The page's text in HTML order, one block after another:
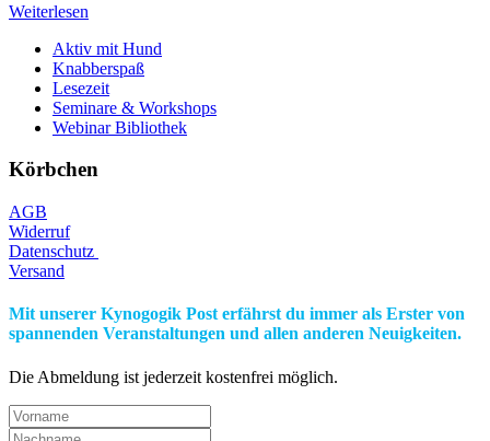
Weiterlesen
Aktiv mit Hund
Knabberspaß
Lesezeit
Seminare & Workshops
Webinar Bibliothek
Körbchen
AGB
Widerruf
Datenschutz
Versand
Mit unserer Kynogogik Post erfährst du immer als Erster von
spannenden Veranstaltungen und allen anderen Neuigkeiten.
Die Abmeldung ist jederzeit kostenfrei möglich.